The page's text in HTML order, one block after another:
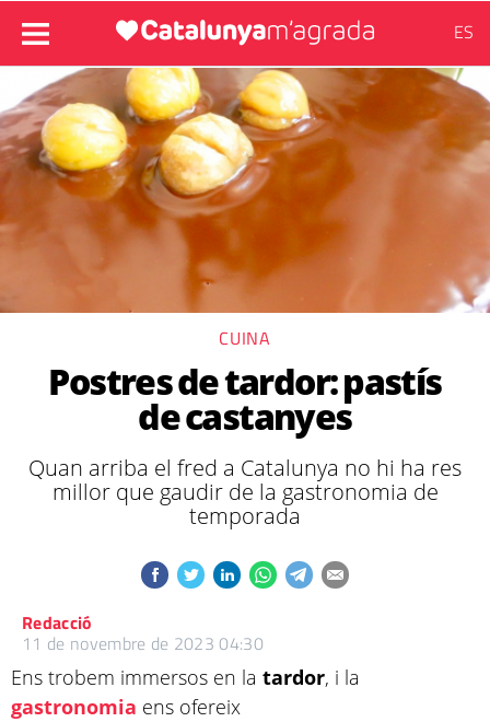
ES
CUINA
Postres de tardor: pastís
de castanyes
Quan arriba el fred a Catalunya no hi ha res
millor que gaudir de la gastronomia de
temporada
Redacció
11 de novembre de 2023 04:30
Ens trobem immersos en la tardor, i la
gastronomia ens ofereix